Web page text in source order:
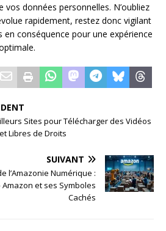
vos données personnelles. N’oubliez
rapidement, restez donc vigilant
conséquence pour une expérience
Sites pour Télécharger des Vidéos
Libres de Droits
SUIVANT
l’Amazonie Numérique :
Amazon et ses Symboles
Cachés